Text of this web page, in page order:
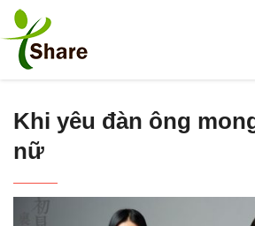
Khi yêu đàn ông
nữ